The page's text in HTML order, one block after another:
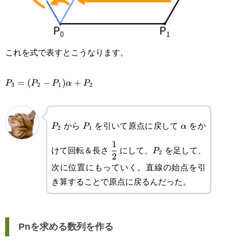
これを式で表すとこうなります。
P_3=(P_2-
P3 = (P2 − P1 )α + P2
P_2
P2 から P_1
P1 を引いて原点に戻してα をか
けて回転＆長さ \displaystyle\frac{1}
{2}
2
1 にして、P_2
P2 を足して、
次に位置にもっていく。直線の始点を引
き算することで原点に戻るんだった。
Pnを求める数列を作る